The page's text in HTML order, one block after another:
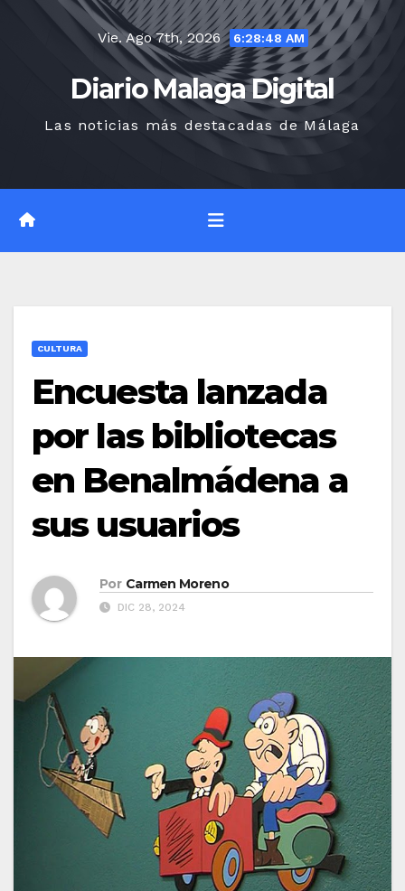
Vie. Ago 7th, 2026 6:28:49 AM
Diario Malaga Digital
Las noticias más destacadas de Málaga
CULTURA
Encuesta lanzada
por las bibliotecas
en Benalmádena a
sus usuarios
Por Carmen Moreno
DIC 28, 2024